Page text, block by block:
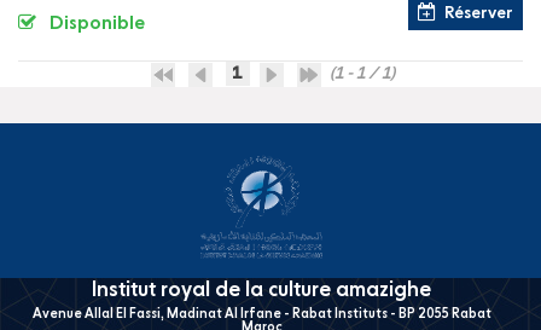
Réserver
Disponible
1 (1 - 1 / 1)
Institut royal de la culture amazighe
Avenue Allal El Fassi, Madinat Al Irfane - Rabat Instituts - BP 2055 Rabat
Maroc